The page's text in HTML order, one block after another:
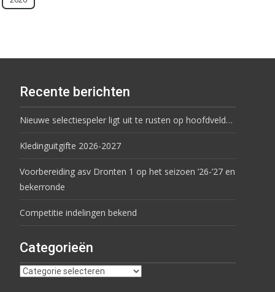
Recente berichten
Nieuwe selectiespeler ligt uit te rusten op hoofdveld…
Kledinguitgifte 2026-2027
Voorbereiding asv Dronten 1 op het seizoen ’26-’27 en
bekerronde
Competitie indelingen bekend
Categorieën